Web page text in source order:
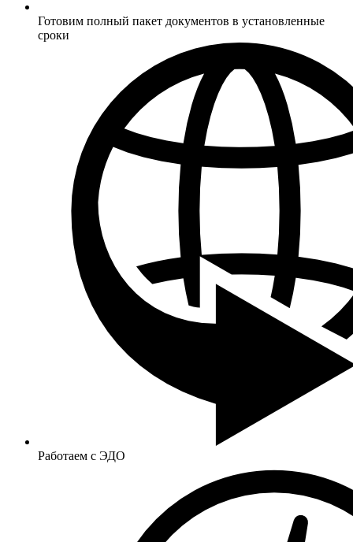
Готовим полный пакет документов в установленные
сроки
Работаем с ЭДО